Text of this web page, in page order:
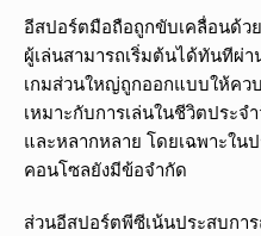
อีสปอร์ตมือถือถูกขับเคลื่อนด้ว
ผู้เล่นสามารถเริ่มต้นได้ทันทีผ่
เกมส่วนใหญ่ถูกออกแบบให้คว
เหมาะกับการเล่นในชีวิตประ
และหลากหลาย โดยเฉพาะใน
คอนโซลยังมีข้อจำกัด
ส่วนอีสปอร์ตพีซีเน้นประสบกา